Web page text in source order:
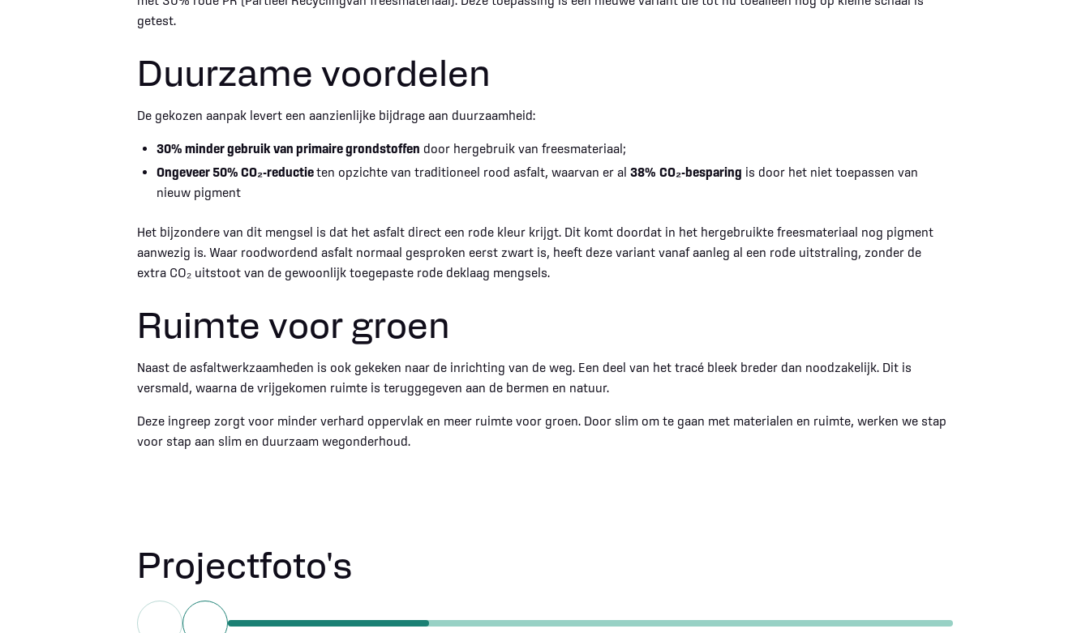
getest.
Duurzame voordelen
De gekozen aanpak levert een aanzienlijke bijdrage aan duurzaamheid:
30% minder gebruik van primaire grondstoffen door hergebruik van freesmateriaal;
Ongeveer 50% CO₂-reductieten opzichte van traditioneel rood asfalt, waarvan er al38% CO₂-besparing is door het niet toepassen van
nieuw pigment
Het bijzondere van dit mengsel is dat het asfalt direct een rode kleur krijgt. Dit komt doordat in het hergebruikte freesmateriaal nog pigment
aanwezig is. Waar roodwordend asfalt normaal gesproken eerst zwart is, heeft deze variant vanaf aanleg al een rode uitstraling, zonder de
extra CO₂ uitstoot van de gewoonlijk toegepaste rode deklaag mengsels.
Ruimte voor groen
Naast de asfaltwerkzaamheden is ook gekeken naar de inrichting van de weg. Een deel van het tracé bleek breder dan noodzakelijk. Dit is
versmald, waarna de vrijgekomen ruimte is teruggegeven aan de bermen en natuur.
Deze ingreep zorgt voor minder verhard oppervlak en meer ruimte voor groen. Door slim om te gaan met materialen en ruimte, werken we stap
voor stap aan slim en duurzaam wegonderhoud.
Projectfoto's